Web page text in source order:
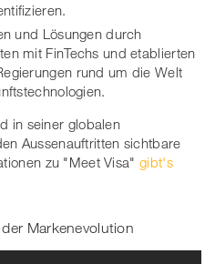
und Lösungen durch
mit FinTechs und etablierten
rund um die Welt
in seiner globalen
Aussenauftritten sichtbare
zu "Meet Visa" gibt's
Markenevolution